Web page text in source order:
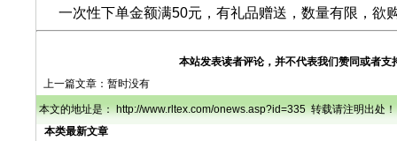
一次性下单金额满50元，有礼品赠送，数量有限，欲
本站发表读者评论，并不代表我们赞同或者
上一篇文章：暂时没有
本文的地址是： http://www.rltex.com/onews.asp?id=335 转载请注明出处！
本类最新文章